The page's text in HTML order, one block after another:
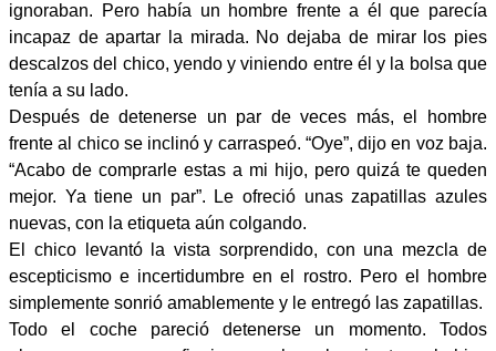
ignoraban. Pero había un hombre frente a él que parecía
incapaz de apartar la mirada. No dejaba de mirar los pies
descalzos del chico, yendo y viniendo entre él y la bolsa que
tenía a su lado.
Después de detenerse un par de veces más, el hombre
frente al chico se inclinó y carraspeó. “Oye”, dijo en voz baja.
“Acabo de comprarle estas a mi hijo, pero quizá te queden
mejor. Ya tiene un par”. Le ofreció unas zapatillas azules
nuevas, con la etiqueta aún colgando.
El chico levantó la vista sorprendido, con una mezcla de
escepticismo e incertidumbre en el rostro. Pero el hombre
simplemente sonrió amablemente y le entregó las zapatillas.
Todo el coche pareció detenerse un momento. Todos